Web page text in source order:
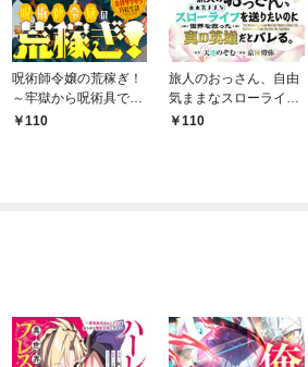
呪術師令嬢の荒稼ぎ！
～牢獄から呪術具で掴
み取る金貨ザクザク宮
110
旅人のおっさん、自由
気ままなスローライフ
を送りたいのに世界を
110